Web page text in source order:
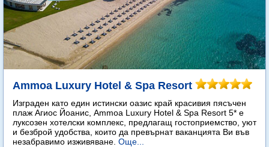
Ammoa Luxury Hotel & Spa Resort
Изграден като един истински оазис край красивия пясъчен
плаж Агиос Йоанис, Ammoa Luxury Hotel & Spa Resort 5* е
луксозен хотелски комплекс, предлагащ гостоприемство, уют
и безброй удобства, които да превърнат ваканцията Ви във
незабравимо изживяване. Още...